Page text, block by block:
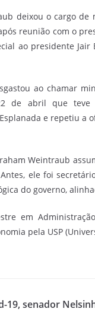
deixou o cargo
reunião com o
ao presidente
ao chamar
de abril que teve
e repetiu a
Weintraub
ele foi
do governo,
em
pela USP
19, senador